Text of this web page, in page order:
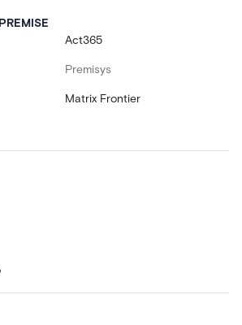
Act365
Premisys
Matrix Frontier